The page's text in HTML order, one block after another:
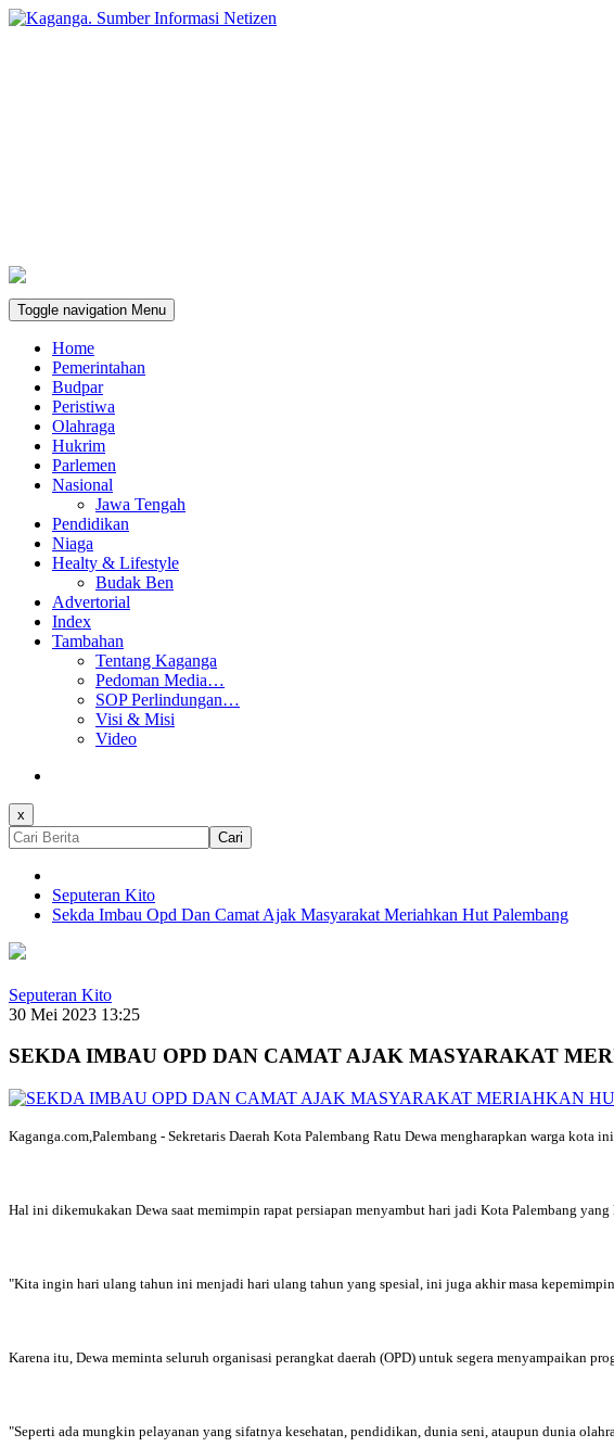
Toggle navigation Menu
Home
Pemerintahan
Budpar
Peristiwa
Olahraga
Hukrim
Parlemen
Nasional
Jawa Tengah
Pendidikan
Niaga
Healty & Lifestyle
Budak Ben
Advertorial
Index
Tambahan
Tentang Kaganga
Pedoman Media…
SOP Perlindungan…
Visi & Misi
Video
x
Cari
Seputeran Kito
Sekda Imbau Opd Dan Camat Ajak Masyarakat Meriahkan Hut Palembang
Seputeran Kito
30 Mei 2023 13:25
SEKDA IMBAU OPD DAN CAMAT AJAK MASYARAKAT
Kaganga.com,Palembang - Sekretaris Daerah Kota Palembang Ratu Dewa mengharapkan warga kota
Hal ini dikemukakan Dewa saat memimpin rapat persiapan menyambut hari jadi Kota Palembang yang
"Kita ingin hari ulang tahun ini menjadi hari ulang tahun yang spesial, ini juga akhir masa
Karena itu, Dewa meminta seluruh organisasi perangkat daerah (OPD) untuk segera menyampaikan
"Seperti ada mungkin pelayanan yang sifatnya kesehatan, pendidikan, dunia seni, ataupun dunia